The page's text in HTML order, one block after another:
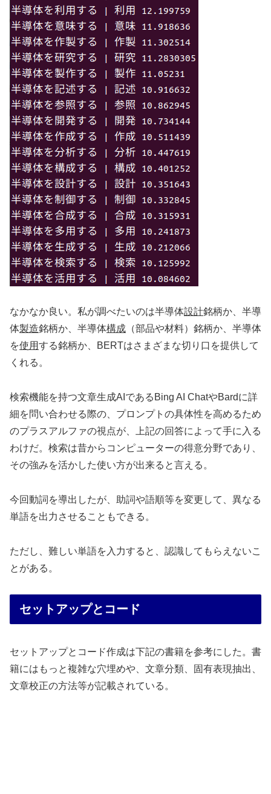
なかなか良い。私が調べたいのは半導体設計銘柄か、半導
体製造銘柄か、半導体構成 （部品や材料）銘柄か、半導体
を使用する銘柄か、BERTはさまざまな切り口を提供して
くれる。
検索機能を持つ文章生成AIであるBing AI ChatやBardに詳
細を問い合わせる際の、プロンプトの具体性を高めるため
のプラスアルファの視点が、上記の回答によって手に入る
わけだ。検索は昔からコンピューターの得意分野であり、
その強みを活かした使い方が出来ると言える。
今回動詞を導出したが、助詞や語順等を変更して、異なる
単語を出力させることもできる。
ただし、難しい単語を入力すると、認識してもらえないこ
とがある。
セットアップとコード
セットアップとコード作成は下記の書籍を参考にした。書
籍にはもっと複雑な穴埋めや、文章分類、固有表現抽出、
文章校正の方法等が記載されている。